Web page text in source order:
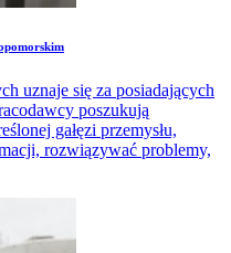
uznaje się za posiadających
poszukują
gałęzi przemysłu,
rozwiązywać problemy,